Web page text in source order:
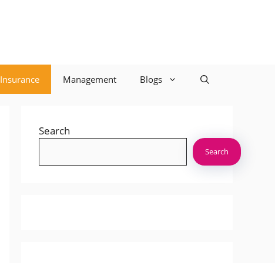
Insurance Management Blogs
Search
Search